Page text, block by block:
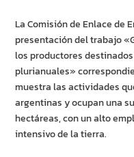
La Comisión de Enlace de
presentación del trabajo
los productores
plurianuales»
muestra las actividades
argentinas y ocupan una
hectáreas, con un alto
intensivo de la tierra.